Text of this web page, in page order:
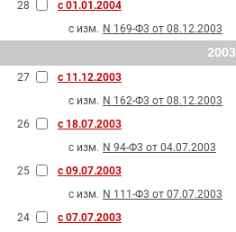
28
с 01.01.2004
с изм. N 169-Ф3 от 08.12.2003
2003
27
с 11.12.2003
с изм. N 162-Ф3 от 08.12.2003
26
с 18.07.2003
с изм. N 94-Ф3 от 04.07.2003
25
с 09.07.2003
с изм. N 111-Ф3 от 07.07.2003
24
с 07.07.2003